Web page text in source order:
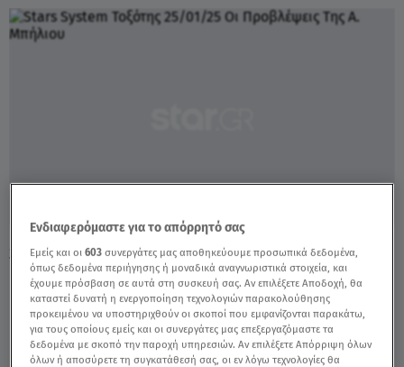
Stars System Τοξότης 25/01/25 Οι
Προβλέψεις Της Α. Μπήλιου - Video
Ενδιαφερόμαστε για το απόρρητό σας
Εμείς και οι603 συνεργάτες μας αποθηκεύουμε προσωπικά δεδομένα,
όπως δεδομένα περιήγησης ή μοναδικά αναγνωριστικά στοιχεία, και
έχουμε πρόσβαση σε αυτά στη συσκευή σας. Αν επιλέξετε Αποδοχή, θα
καταστεί δυνατή η ενεργοποίηση τεχνολογιών παρακολούθησης
προκειμένου να υποστηριχθούν οι σκοποί που εμφανίζονται παρακάτω,
για τους οποίους εμείς και οι συνεργάτες μας επεξεργαζόμαστε τα
δεδομένα με σκοπό την παροχή υπηρεσιών. Αν επιλέξετε Απόρριψη όλων
όλων ή αποσύρετε τη συγκατάθεσή σας, οι εν λόγω τεχνολογίες θα